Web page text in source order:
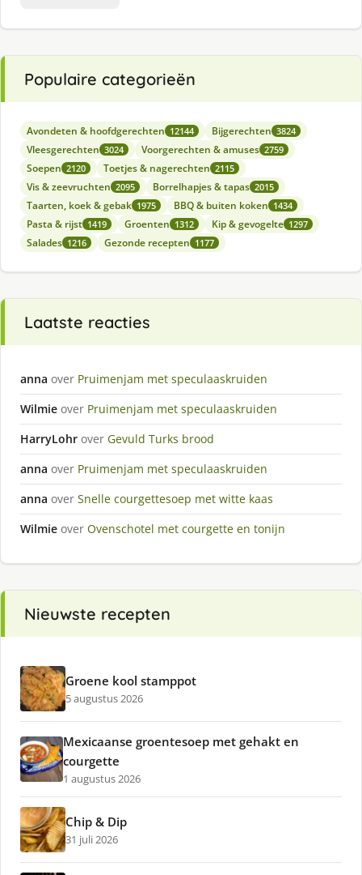
Populaire categorieën
Avondeten & hoofdgerechten 12144 Bijgerechten 3824
Vleesgerechten 3024 Voorgerechten & amuses 2759
Soepen 2120 Toetjes & nagerechten 2115
Vis & zeevruchten 2095 Borrelhapjes & tapas 2015
Taarten, koek & gebak 1975 BBQ & buiten koken 1434
Pasta & rijst 1419 Groenten 1312 Kip & gevogelte 1297
Salades 1216 Gezonde recepten 1177
Laatste reacties
anna over Pruimenjam met speculaaskruiden
Wilmie over Pruimenjam met speculaaskruiden
HarryLohr over Gevuld Turks brood
anna over Pruimenjam met speculaaskruiden
anna over Snelle courgettesoep met witte kaas
Wilmie over Ovenschotel met courgette en tonijn
Nieuwste recepten
Groene kool stamppot
5 augustus 2026
Mexicaanse groentesoep met gehakt en
courgette
1 augustus 2026
Chip & Dip
31 juli 2026